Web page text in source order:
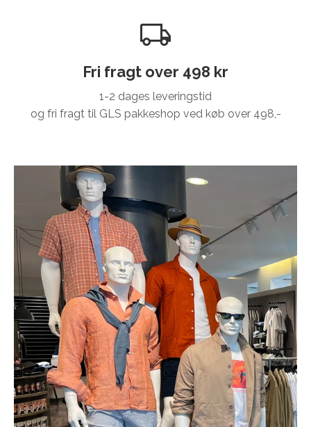
Fri fragt over 498 kr
1-2 dages leveringstid
og fri fragt til GLS pakkeshop ved køb over 498,-